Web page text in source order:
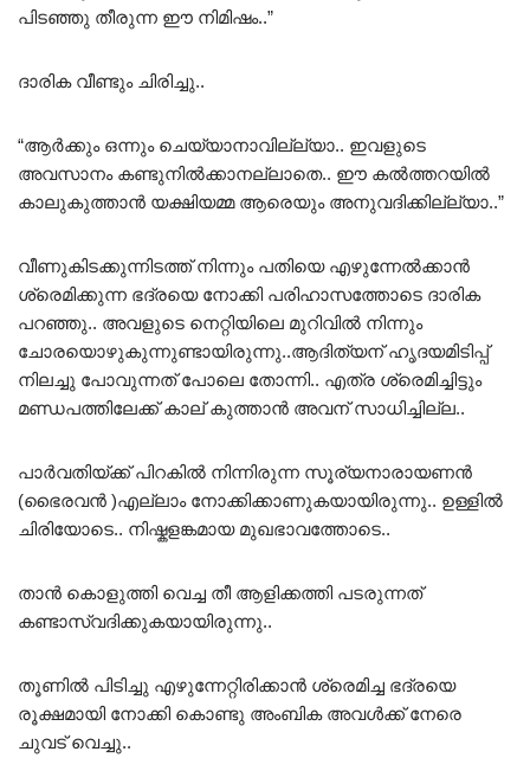
പിടഞ്ഞു തീരുന്ന ഈ നിമിഷം..”
ദാരിക വീണ്ടും ചിരിച്ചു..
“ആർക്കും ഒന്നും ചെയ്യാനാവില്ല്യാ.. ഇവളുടെ
അവസാനം കണ്ടുനിൽക്കാനല്ലാതെ.. ഈ കൽത്തറയിൽ
കാലുകുത്താൻ യക്ഷിയമ്മ ആരെയും അനുവദിക്കില്ല്യാ..”
വീണുകിടക്കുന്നിടത്ത് നിന്നും പതിയെ എഴുന്നേൽക്കാൻ
ശ്രെമിക്കുന്ന ഭദ്ര‌യെ നോക്കി പരിഹാസത്തോടെ ദാരിക
പറഞ്ഞു.. അവളുടെ നെറ്റിയിലെ മുറിവിൽ നിന്നും
ചോരയൊഴുകുന്നുണ്ടായിരുന്നു..ആദിത്യന് ഹൃദയമിടിപ്പ്
നിലച്ചു പോവുന്നത് പോലെ തോന്നി.. എത്ര ശ്രെമിച്ചിട്ടും
മണ്ഡപത്തിലേക്ക് കാല് കുത്താൻ അവന് സാധിച്ചില്ല..
പാർവതിയ്ക്ക് പിറകിൽ നിന്നിരുന്ന സൂര്യനാരായണൻ
(ഭൈരവൻ )എല്ലാം നോക്കിക്കാണുകയായിരുന്നു.. ഉള്ളിൽ
ചിരിയോടെ.. നിഷ്കളങ്കമായ മുഖഭാവത്തോടെ..
താൻ കൊളുത്തി വെച്ച തീ ആളിക്കത്തി പടരുന്നത്
കണ്ടാസ്വദിക്കുകയായിരുന്നു..
തൂണിൽ പിടിച്ചു എഴുന്നേറ്റിരിക്കാൻ ശ്രെമിച്ച ഭദ്രയെ
രൂക്ഷമായി നോക്കി കൊണ്ടു അംബിക അവൾക്ക് നേരെ
ചുവട് വെച്ചു..